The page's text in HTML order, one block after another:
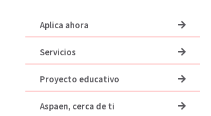
Aplica ahora
Servicios
Proyecto educativo
Aspaen, cerca de ti